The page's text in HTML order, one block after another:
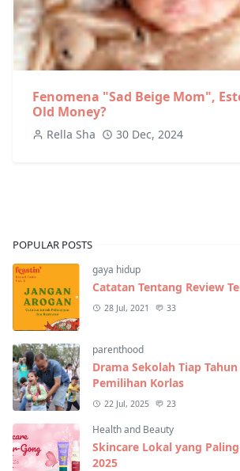
Fenomena "Sad Beige Mom",
Old Money?
Rella Sha 30 Dec, 2024
POPULAR POSTS
gaya hidup
Catatan Tentang Review
28 Jul, 2021 33
parenthood
Drama Sekolah Tiap
Pemilihan Korlas
22 Jul, 2025 23
Health and Beauty
Skincare Lokal yang
2025